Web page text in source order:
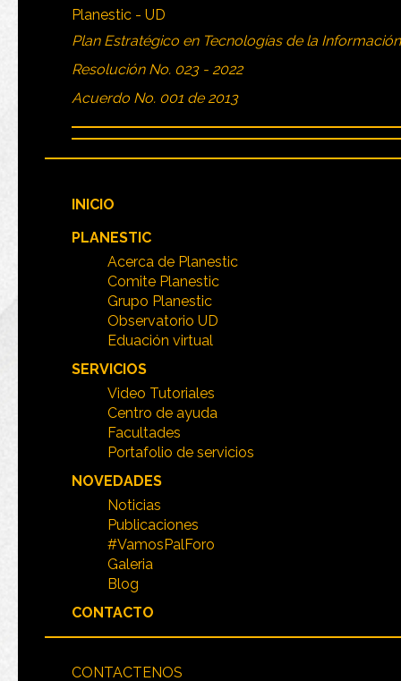
Planestic - UD
Plan Estratégico en Tecnologías de la
Resolución No. 023 - 2022
Acuerdo No. 001 de 2013
INICIO
PLANESTIC
Acerca de Planestic
Comite Planestic
Grupo Planestic
Observatorio UD
Eduación virtual
SERVICIOS
Video Tutoriales
Centro de ayuda
Facultades
Portafolio de servicios
NOVEDADES
Noticias
Publicaciones
#VamosPalForo
Galeria
Blog
CONTACTO
CONTACTENOS